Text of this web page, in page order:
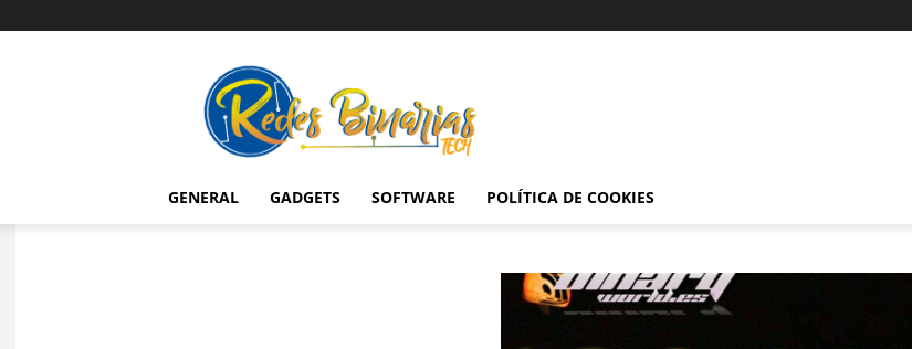
Binarias
Tech
GENERAL GADGETS SOFTWARE POLÍTICA DE COOKIES